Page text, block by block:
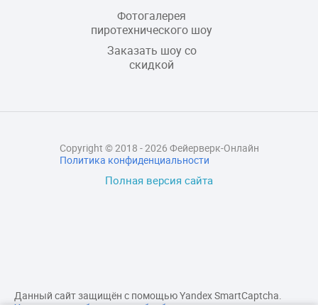
Фотогалерея
пиротехнического шоу
Заказать шоу со
скидкой
Полная версия сайта
Copyright © 2018 - 2026 Фейерверк-Онлайн
Политика конфиденциальности
Данный сайт защищён с помощью Yandex SmartCaptcha.